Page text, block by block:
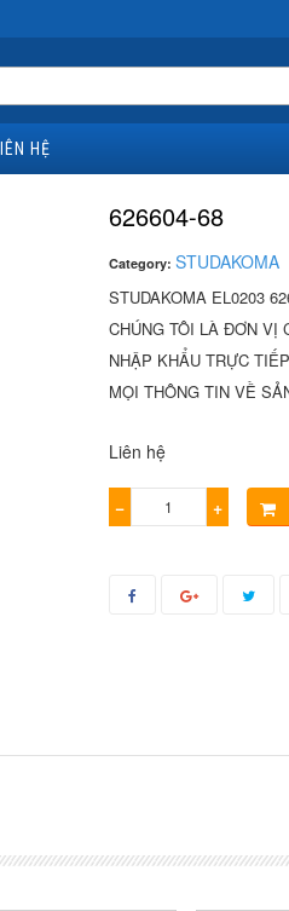
LIÊN HỆ
626604-68
Category: STUDAKOMA
STUDAKOMA EL0203
CHÚNG TÔI LÀ ĐƠN VỊ
NHẬP KHẨU TRỰC
MỌI THÔNG TIN VỀ
Liên hệ
− +